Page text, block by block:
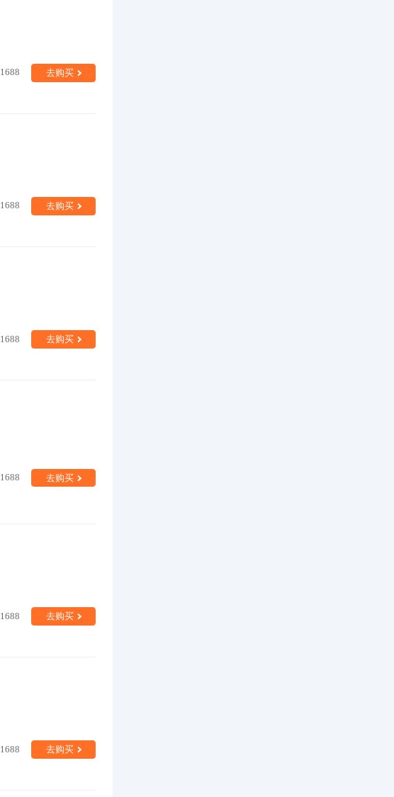
1688 去购买
1688 去购买
1688 去购买
1688 去购买
1688 去购买
1688 去购买